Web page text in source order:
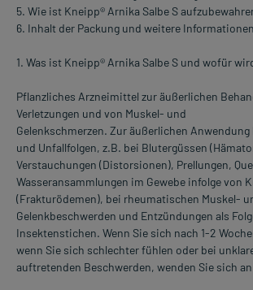
5. Wie ist Kneipp® Arnika Salbe S
6. Inhalt der Packung und weitere Informationen
1. Was ist Kneipp® Arnika Salbe S und wofür
Pflanzliches Arzneimittel zur äußerlichen
Verletzungen und von Muskel- und
Gelenkschmerzen. Zur äußerlichen Anwendung
und Unfallfolgen, z.B. bei Blutergüssen
Verstauchungen (Distorsionen), Prellungen,
Wasseransammlungen im Gewebe infolge von
(Frakturödemen), bei rheumatischen Muskel-
Gelenkbeschwerden und Entzündungen als
Insektenstichen. Wenn Sie sich nach 1-2
wenn Sie sich schlechter fühlen oder bei
auftretenden Beschwerden, wenden Sie sich